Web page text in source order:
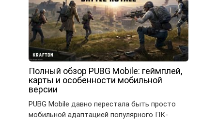
Полный обзор PUBG Mobile: геймплей,
карты и особенности мобильной
версии
PUBG Mobile давно перестала быть просто
мобильной адаптацией популярного ПК-